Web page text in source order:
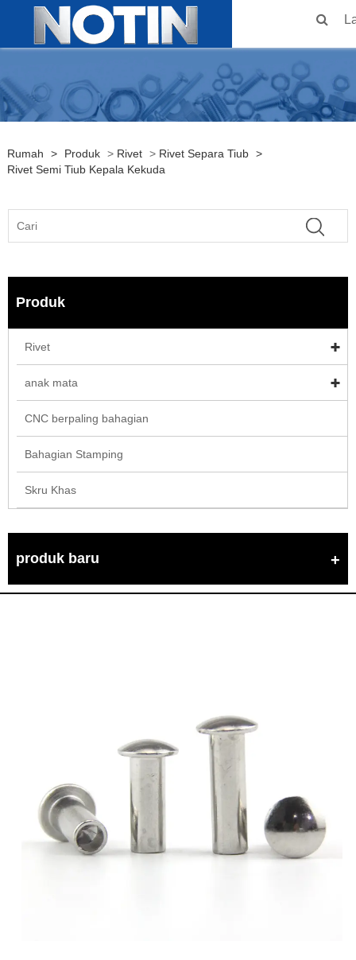
Rumah > Produk > Rivet > Rivet Separa Tiub >
Rivet Semi Tiub Kepala Kekuda
Produk
Rivet
anak mata
CNC berpaling bahagian
Bahagian Stamping
Skru Khas
produk baru